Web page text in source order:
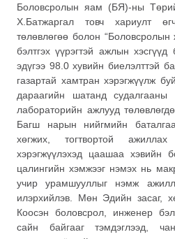
Боловсролын яам (БЯ)-ны
Х.Батжаргал товч хариулт
төлөвлөгөө болон “Боловсролын
бэлтгэх үүрэгтэй ажлын хэсгүүд
эдүгээ 98.0 хувийн биелэлттэй
газартай хамтран хэрэгжүүлж
дараагийн шатанд судалгааны
лабораторийн ажлууд
Багш нарын нийгмийн
хөгжих, тогтвортой
хэрэгжүүлэхэд цаашаа хэвийн
цалингийн хэмжээг нэмэх нь
учир урамшууллыг нэмж
илэрхийлэв. Мөн Эдийн засаг,
Коосэн боловсрол, инженер
сайн байгааг тэмдэглээд,